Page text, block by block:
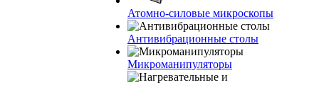
Атомно-силовые микроскопы
Антивибрационные столы
Микроманипуляторы